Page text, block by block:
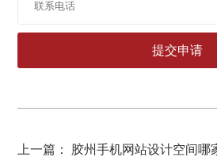
上一篇： 胶州手机网站设计空间哪